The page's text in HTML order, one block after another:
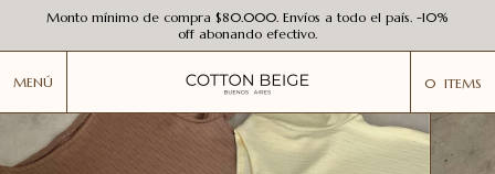
Monto mínimo de compra $80.000. Envíos a todo el país. -10%
off abonando efectivo.
MENÚ 0 ITEMS